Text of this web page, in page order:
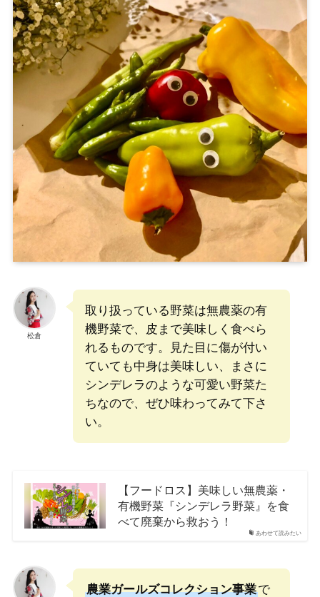
松倉
取り扱っている野菜は無農薬の有
機野菜で、皮まで美味しく食べら
れるものです。見た目に傷が付い
ていても中身は美味しい、まさに
シンデレラのような可愛い野菜た
ちなので、ぜひ味わってみて下さ
い。
あわせて読みたい
【フードロス】美味しい無農薬・
有機野菜『シンデレラ野菜』を食
べて廃棄から救おう！
農業ガールズコレクション事業で